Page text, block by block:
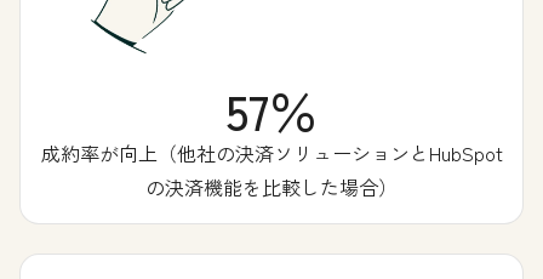
57％
成約率が向上（他社の決済ソリューションとHubSpot
の決済機能を比較した場合）